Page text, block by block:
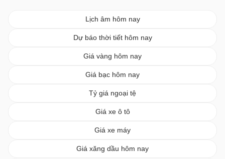
Lịch âm hôm nay
Dự báo thời tiết hôm nay
Giá vàng hôm nay
Giá bạc hôm nay
Tỷ giá ngoại tệ
Giá xe ô tô
Giá xe máy
Giá xăng dầu hôm nay